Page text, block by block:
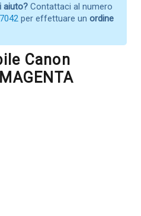
aiuto? Contattaci al numero
per effettuare un ordine
Canon